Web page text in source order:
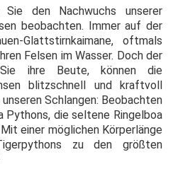
Sie den Nachwuchs unserer
beobachten. Immer auf der
Glattstirnkaimane, oftmals
Felsen im Wasser. Doch der
ihre Beute, können die
blitzschnell und kraftvoll
Schlangen: Beobachten
Pythons, die seltene Ringelboa
einer möglichen Körperlänge
zu den größten